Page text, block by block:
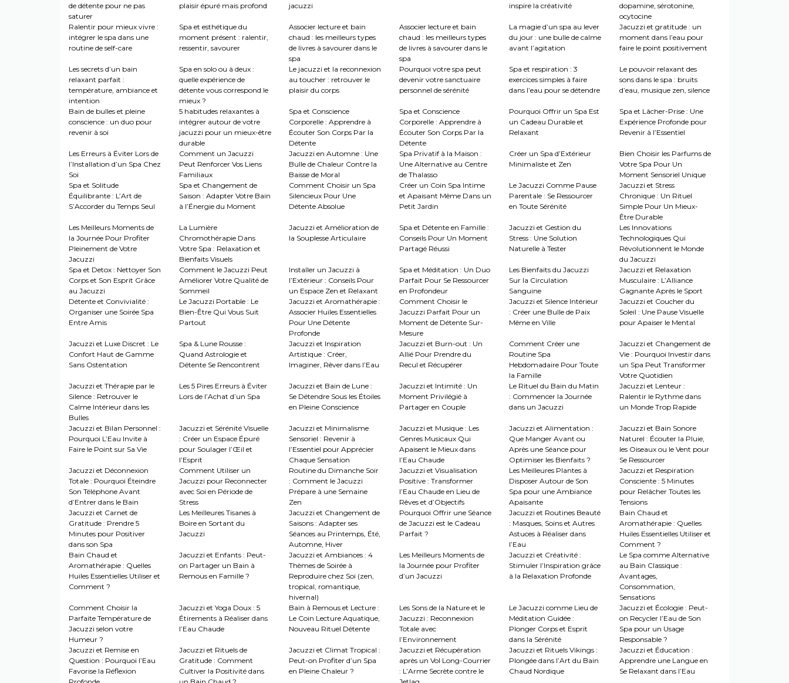
de détente pour ne pas
saturer
plaisir épuré mais profond
jacuzzi
inspire la créativité
dopamine, sérotonine,
ocytocine
Ralentir pour mieux vivre :
intégrer le spa dans une
routine de self-care
Spa et esthétique du
moment présent : ralentir,
ressentir, savourer
Associer lecture et bain
chaud : les meilleurs types
de livres à savourer dans le
spa
Associer lecture et bain
chaud : les meilleurs types
de livres à savourer dans le
spa
La magie d’un spa au lever
du jour : une bulle de calme
avant l’agitation
Jacuzzi et gratitude : un
moment dans l’eau pour
faire le point positivement
Les secrets d’un bain
relaxant parfait :
température, ambiance et
intention
Spa en solo ou à deux :
quelle expérience de
détente vous correspond le
mieux ?
Le jacuzzi et la reconnexion
au toucher : retrouver le
plaisir du corps
Pourquoi votre spa peut
devenir votre sanctuaire
personnel de sérénité
Spa et respiration : 3
exercices simples à faire
dans l’eau pour se détendre
Le pouvoir relaxant des
sons dans le spa : bruits
d’eau, musique zen, silence
Bain de bulles et pleine
conscience : un duo pour
revenir à soi
5 habitudes relaxantes à
intégrer autour de votre
jacuzzi pour un mieux-être
durable
Spa et Conscience
Corporelle : Apprendre à
Écouter Son Corps Par la
Détente
Spa et Conscience
Corporelle : Apprendre à
Écouter Son Corps Par la
Détente
Pourquoi Offrir un Spa Est
un Cadeau Durable et
Relaxant
Spa et Lâcher-Prise : Une
Expérience Profonde pour
Revenir à l’Essentiel
Les Erreurs à Éviter Lors de
l’Installation d’un Spa Chez
Soi
Comment un Jacuzzi
Peut Renforcer Vos Liens
Familiaux
Jacuzzi en Automne : Une
Bulle de Chaleur Contre la
Baisse de Moral
Spa Privatif à la Maison :
Une Alternative au Centre
de Thalasso
Créer un Spa d’Extérieur
Minimaliste et Zen
Bien Choisir les Parfums de
Votre Spa Pour Un
Moment Sensoriel Unique
Spa et Solitude
Équilibrante : L’Art de
S’Accorder du Temps Seul
Spa et Changement de
Saison : Adapter Votre Bain
à l’Énergie du Moment
Comment Choisir un Spa
Silencieux Pour Une
Détente Absolue
Créer un Coin Spa Intime
et Apaisant Même Dans un
Petit Jardin
Le Jacuzzi Comme Pause
Parentale : Se Ressourcer
en Toute Sérénité
Jacuzzi et Stress
Chronique : Un Rituel
Simple Pour Un Mieux-
Être Durable
Les Meilleurs Moments de
la Journée Pour Profiter
Pleinement de Votre
Jacuzzi
La Lumière
Chromothérapie Dans
Votre Spa : Relaxation et
Bienfaits Visuels
Jacuzzi et Amélioration de
la Souplesse Articulaire
Spa et Détente en Famille :
Conseils Pour Un Moment
Partagé Réussi
Jacuzzi et Gestion du
Stress : Une Solution
Naturelle à Tester
Les Innovations
Technologiques Qui
Révolutionnent le Monde
du Jacuzzi
Spa et Detox : Nettoyer Son
Corps et Son Esprit Grâce
au Jacuzzi
Comment le Jacuzzi Peut
Améliorer Votre Qualité de
Sommeil
Installer un Jacuzzi à
l’Extérieur : Conseils Pour
un Espace Zen et Relaxant
Spa et Méditation : Un Duo
Parfait Pour Se Ressourcer
en Profondeur
Les Bienfaits du Jacuzzi
Sur la Circulation
Sanguine
Jacuzzi et Relaxation
Musculaire : L’Alliance
Gagnante Après le Sport
Détente et Convivialité :
Organiser une Soirée Spa
Entre Amis
Le Jacuzzi Portable : Le
Bien-Être Qui Vous Suit
Partout
Jacuzzi et Aromathérapie :
Associer Huiles Essentielles
Pour Une Détente
Profonde
Comment Choisir le
Jacuzzi Parfait Pour un
Moment de Détente Sur-
Mesure
Jacuzzi et Silence Intérieur
: Créer une Bulle de Paix
Même en Ville
Jacuzzi et Coucher du
Soleil : Une Pause Visuelle
pour Apaiser le Mental
Jacuzzi et Luxe Discret : Le
Confort Haut de Gamme
Sans Ostentation
Spa & Lune Rousse :
Quand Astrologie et
Détente Se Rencontrent
Jacuzzi et Inspiration
Artistique : Créer,
Imaginer, Rêver dans l’Eau
Jacuzzi et Burn-out : Un
Allié Pour Prendre du
Recul et Récupérer
Comment Créer une
Routine Spa
Hebdomadaire Pour Toute
la Famille
Jacuzzi et Changement de
Vie : Pourquoi Investir dans
un Spa Peut Transformer
Votre Quotidien
Jacuzzi et Thérapie par le
Silence : Retrouver le
Calme Intérieur dans les
Bulles
Les 5 Pires Erreurs à Éviter
Lors de l’Achat d’un Spa
Jacuzzi et Bain de Lune :
Se Détendre Sous les Étoiles
en Pleine Conscience
Jacuzzi et Intimité : Un
Moment Privilégié à
Partager en Couple
Le Rituel du Bain du Matin
: Commencer la Journée
dans un Jacuzzi
Jacuzzi et Lenteur :
Ralentir le Rythme dans
un Monde Trop Rapide
Jacuzzi et Bilan Personnel :
Pourquoi L’Eau Invite à
Faire le Point sur Sa Vie
Jacuzzi et Sérénité Visuelle
: Créer un Espace Épuré
pour Soulager l’Œil et
l’Esprit
Jacuzzi et Minimalisme
Sensoriel : Revenir à
l’Essentiel pour Apprécier
Chaque Sensation
Jacuzzi et Musique : Les
Genres Musicaux Qui
Apaisent le Mieux dans
l’Eau Chaude
Jacuzzi et Alimentation :
Que Manger Avant ou
Après une Séance pour
Optimiser les Bienfaits ?
Jacuzzi et Bain Sonore
Naturel : Écouter la Pluie,
les Oiseaux ou le Vent pour
Se Ressourcer
Jacuzzi et Déconnexion
Totale : Pourquoi Éteindre
Son Téléphone Avant
d’Entrer dans le Bain
Comment Utiliser un
Jacuzzi pour Reconnecter
avec Soi en Période de
Stress
Routine du Dimanche Soir
: Comment le Jacuzzi
Prépare à une Semaine
Zen
Jacuzzi et Visualisation
Positive : Transformer
l’Eau Chaude en Lieu de
Rêves et d’Objectifs
Les Meilleures Plantes à
Disposer Autour de Son
Spa pour une Ambiance
Apaisante
Jacuzzi et Respiration
Consciente : 5 Minutes
pour Relâcher Toutes les
Tensions
Jacuzzi et Carnet de
Gratitude : Prendre 5
Minutes pour Positiver
dans son Spa
Les Meilleures Tisanes à
Boire en Sortant du
Jacuzzi
Jacuzzi et Changement de
Saisons : Adapter ses
Séances au Printemps, Été,
Automne, Hiver
Pourquoi Offrir une Séance
de Jacuzzi est le Cadeau
Parfait ?
Jacuzzi et Routines Beauté
: Masques, Soins et Autres
Astuces à Réaliser dans
l’Eau
Bain Chaud et
Aromathérapie : Quelles
Huiles Essentielles Utiliser et
Comment ?
Bain Chaud et
Aromathérapie : Quelles
Huiles Essentielles Utiliser et
Comment ?
Jacuzzi et Enfants : Peut-
on Partager un Bain à
Remous en Famille ?
Jacuzzi et Ambiances : 4
Thèmes de Soirée à
Reproduire chez Soi (zen,
tropical, romantique,
hivernal)
Les Meilleurs Moments de
la Journée pour Profiter
d’un Jacuzzi
Jacuzzi et Créativité :
Stimuler l’Inspiration grâce
à la Relaxation Profonde
Le Spa comme Alternative
au Bain Classique :
Avantages,
Consommation,
Sensations
Comment Choisir la
Parfaite Température de
Jacuzzi selon votre
Humeur ?
Jacuzzi et Yoga Doux : 5
Étirements à Réaliser dans
l’Eau Chaude
Bain à Remous et Lecture :
Le Coin Lecture Aquatique,
Nouveau Rituel Détente
Les Sons de la Nature et le
Jacuzzi : Reconnexion
Totale avec
l’Environnement
Le Jacuzzi comme Lieu de
Méditation Guidée :
Plonger Corps et Esprit
dans la Sérénité
Jacuzzi et Écologie : Peut-
on Recycler l’Eau de Son
Spa pour un Usage
Responsable ?
Jacuzzi et Remise en
Question : Pourquoi l’Eau
Favorise la Réflexion
Jacuzzi et Rituels de
Gratitude : Comment
Cultiver la Positivité dans
Jacuzzi et Climat Tropical :
Peut-on Profiter d’un Spa
en Pleine Chaleur ?
Jacuzzi et Récupération
après un Vol Long-Courrier
: L’Arme Secrète contre le
Jacuzzi et Rituels Vikings :
Plongée dans l’Art du Bain
Chaud Nordique
Jacuzzi et Éducation :
Apprendre une Langue en
Se Relaxant dans l’Eau